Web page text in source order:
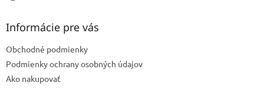
Informácie pre vás
Obchodné podmienky
Podmienky ochrany osobných údajov
Ako nakupovať